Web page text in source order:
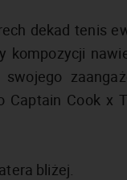
dekad tenis
kompozycji
Captain Cook x
bliżej.